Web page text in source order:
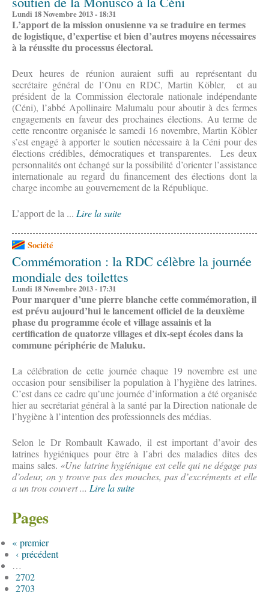
Lundi 18 Novembre 2013 - 18:31
L’apport de la mission onusienne va se traduire en termes
de logistique, d’expertise et bien d’autres moyens nécessaires
à la réussite du processus électoral.
Deux heures de réunion auraient suffi au représentant du
secrétaire général de l’Onu en RDC, Martin Köbler, et au
président de la Commission électorale nationale indépendante
(Céni), l’abbé Apollinaire Malumalu pour aboutir à des fermes
engagements en faveur des prochaines élections. Au terme de
cette rencontre organisée le samedi 16 novembre, Martin Köbler
s’est engagé à apporter le soutien nécessaire à la Céni pour des
élections crédibles, démocratiques et transparentes. Les deux
personnalités ont échangé sur la possibilité d’orienter l’assistance
internationale au regard du financement des élections dont la
charge incombe au gouvernement de la République.
L’apport de la ... Lire la suite
Société
Commémoration : la RDC célèbre la journée
mondiale des toilettes
Lundi 18 Novembre 2013 - 17:31
Pour marquer d’une pierre blanche cette commémoration, il
est prévu aujourd’hui le lancement officiel de la deuxième
phase du programme école et village assainis et la
certification de quatorze villages et dix-sept écoles dans la
commune périphérie de Maluku.
La célébration de cette journée chaque 19 novembre est une
occasion pour sensibiliser la population à l’hygiène des latrines.
C’est dans ce cadre qu’une journée d’information a été organisée
hier au secrétariat général à la santé par la Direction nationale de
l’hygiène à l’intention des professionnels des médias.
Selon le Dr Rombault Kawado, il est important d’avoir des
latrines hygiéniques pour être à l’abri des maladies dites des
mains sales. «Une latrine hygiénique est celle qui ne dégage pas
d’odeur, on y trouve pas des mouches, pas d’excréments et elle
a un trou couvert ... Lire la suite
Pages
« premier
‹ précédent
…
2702
2703